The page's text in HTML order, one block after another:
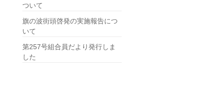
ついて
旗の波街頭啓発の実施報告につ
いて
第257号組合員だより発行しま
した